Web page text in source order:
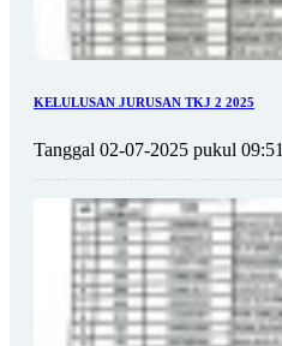
KELULUSAN JURUSAN TKJ 2 2025
Tanggal 02-07-2025 pukul 09:51